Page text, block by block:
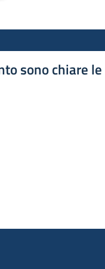
sono chiare